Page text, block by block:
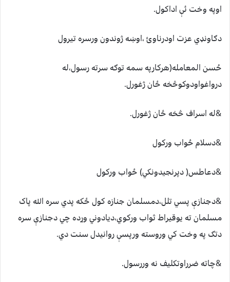
اوپه وخت ئې اداکول.
دګاونډي عزت اودرناوئ ،اوښه ژوندون ورسره تيرول
حُسن المعامله(هرکارپه سمه توګه سرته رسول،له
درواغواودوکوڅخه ځان ژغورل.
&له اسراف څخه ځان ژغورل.
&دسلام ځواب ورکول
&دعاطس( دپرنجيدونکي) ځواب ورکول
&دجنازې پسي تلل،دمسلمان جنازه کول ځکه پدي سره الله پاک
مسلمان ته يوقيراط ثواب ورکوي،ديادوني وړده چي دجنازې سره
دتګ په وخت کي وروسته ورپسې روانيدل سنت دي.
&چاته ضرراوتکليف نه وررسول.